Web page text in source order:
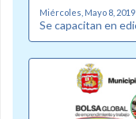
Miércoles, Mayo 8, 2019
Se capacitan en